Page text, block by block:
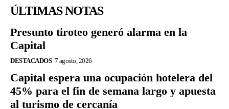
ÚLTIMAS NOTAS
Presunto tiroteo generó alarma en la
Capital
DESTACADOS 7 agosto, 2026
Capital espera una ocupación hotelera del
45% para el fin de semana largo y apuesta
al turismo de cercanía